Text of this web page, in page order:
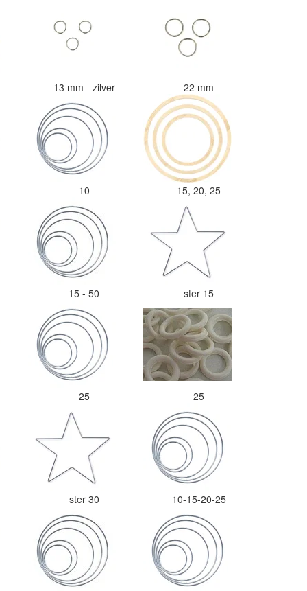
13 mm - zilver 22 mm
10 15, 20, 25
15 - 50 ster 15
25 25
ster 30 10-15-20-25